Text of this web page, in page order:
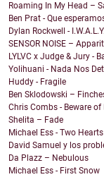
Roaming In My Head –
Ben Prat - Que
Dylan Rockwell - I.W.A.L.Y.
SENSOR NOISE –
LYLVC x Judge & Jury -
Yolihuani - Nada Nos
Huddy - Fragile
Ben Sklodowski –
Chris Combs - Beware of
Shelita – Fade
Michael Ess - Two Hearts
David Samuel y los
Da Plazz – Nebulous
Michael Ess - First Snow